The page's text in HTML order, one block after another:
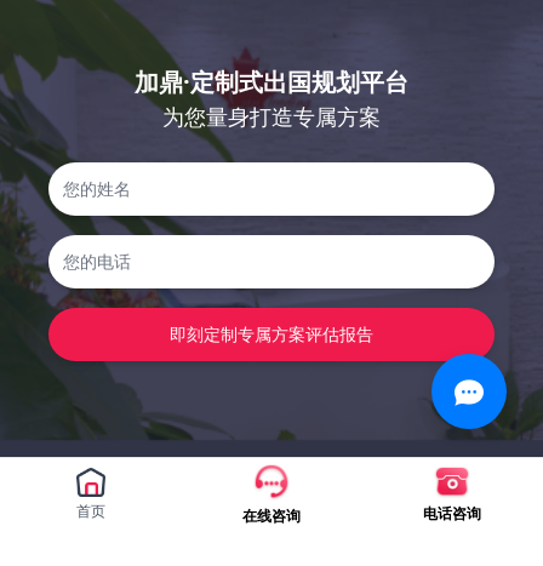
加鼎·定制式出国规划平台
为您量身打造专属方案
即刻定制专属方案评估报告
首页 在线咨询 电话咨询